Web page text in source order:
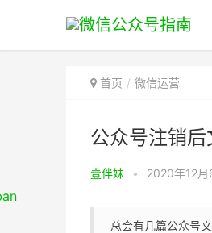
首页 微信运营
公众号注销后
壹伴妹 • 2020年12
总会有几篇公众号